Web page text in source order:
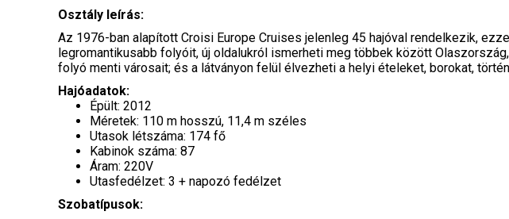
Osztály leírás:
Az 1976-ban alapított Croisi Europe Cruises jelenleg 45 hajóval rendelkezik,
legromantikusabb folyóit, új oldalukról ismerheti meg többek között
folyó menti városait; és a látványon felül élvezheti a helyi ételeket, borokat,
Hajóadatok:
Épült: 2012
Méretek: 110 m hosszú, 11,4 m széles
Utasok létszáma: 174 fő
Kabinok száma: 87
Áram: 220V
Utasfedélzet: 3 + napozó fedélzet
Szobatípusok: